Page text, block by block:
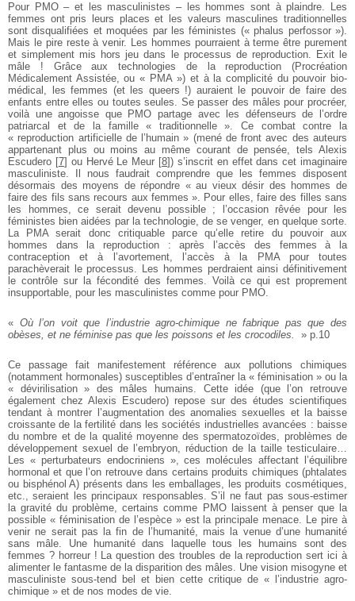
Pour PMO – et les masculinistes – les hommes sont à plaindre. Les
femmes ont pris leurs places et les valeurs masculines traditionnelles
sont disqualifiées et moquées par les féministes (« phalus perfossor »).
Mais le pire reste à venir. Les hommes pourraient à terme être purement
et simplement mis hors jeu dans le processus de reproduction. Exit le
mâle ! Grâce aux technologies de la reproduction (Procréation
Médicalement Assistée, ou « PMA ») et à la complicité du pouvoir bio-
médical, les femmes (et les queers !) auraient le pouvoir de faire des
enfants entre elles ou toutes seules. Se passer des mâles pour procréer,
voilà une angoisse que PMO partage avec les défenseurs de l’ordre
patriarcal et de la famille « traditionnelle ». Ce combat contre la
« reproduction artificielle de l’humain » (mené de front avec des auteurs
appartenant plus ou moins au même courant de pensée, tels Alexis
Escudero [7] ou Hervé Le Meur [8]) s’inscrit en effet dans cet imaginaire
masculiniste. Il nous faudrait comprendre que les femmes disposent
désormais des moyens de répondre « au vieux désir des hommes de
faire des fils sans recours aux femmes ». Pour elles, faire des filles sans
les hommes, ce serait devenu possible ; l’occasion rêvée pour les
féministes bien aidées par la technologie, de se venger, en quelque sorte.
La PMA serait donc critiquable parce qu’elle retire du pouvoir aux
hommes dans la reproduction : après l’accès des femmes à la
contraception et à l’avortement, l’accès à la PMA pour toutes
parachèverait le processus. Les hommes perdraient ainsi définitivement
le contrôle sur la fécondité des femmes. Voilà ce qui est proprement
insupportable, pour les masculinistes comme pour PMO.
« Où l’on voit que l’industrie agro-chimique ne fabrique pas que des
obèses, et ne féminise pas que les poissons et les crocodiles.
» p.10
Ce passage fait manifestement référence aux pollutions chimiques
(notamment hormonales) susceptibles d’entraîner la « féminisation » ou la
« dévirilisation » des mâles humains. Cette idée (que l’on retrouve
également chez Alexis Escudero) repose sur des études scientifiques
tendant à montrer l’augmentation des anomalies sexuelles et la baisse
croissante de la fertilité dans les sociétés industrielles avancées : baisse
du nombre et de la qualité moyenne des spermatozoïdes, problèmes de
développement sexuel de l’embryon, réduction de la taille testiculaire…
Les « perturbateurs endocriniens », ces molécules affectant l’équilibre
hormonal et que l’on retrouve dans certains produits chimiques (phtalates
ou bisphénol A) présents dans les emballages, les produits cosmétiques,
etc., seraient les principaux responsables. S’il ne faut pas sous-estimer
la gravité du problème, certains comme PMO laissent à penser que la
possible « féminisation de l’espèce » est la principale menace. Le pire à
venir ne serait pas la fin de l’humanité, mais la venue d’une humanité
sans mâle. Une humanité dans laquelle tous les humains sont des
femmes ? horreur ! La question des troubles de la reproduction sert ici à
alimenter le fantasme de la disparition des mâles. Une vision misogyne et
masculiniste sous-tend bel et bien cette critique de « l’industrie agro-
chimique » et de nos modes de vie.